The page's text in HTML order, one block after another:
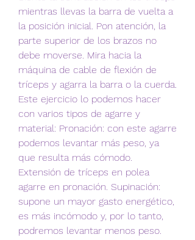
mientras llevas la barra de vuelta a
la posición inicial. Pon atención, la
parte superior de los brazos no
debe moverse. Mira hacia la
máquina de cable de flexión de
tríceps y agarra la barra o la cuerda.
Este ejercicio lo podemos hacer
con varios tipos de agarre y
material: Pronación: con este agarre
podemos levantar más peso, ya
que resulta más cómodo.
Extensión de tríceps en polea
agarre en pronación. Supinación:
supone un mayor gasto energético,
es más incómodo y, por lo tanto,
podremos levantar menos peso.